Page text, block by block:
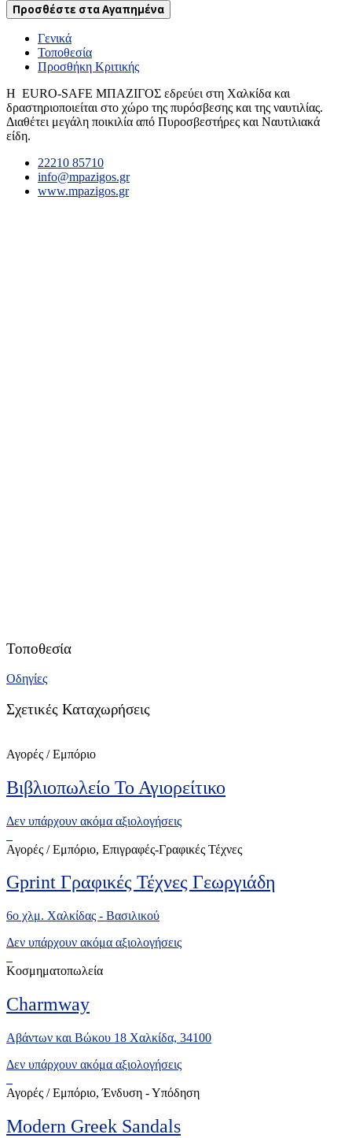
Προσθέστε στα Αγαπημένα
Γενικά
Τοποθεσία
Προσθήκη Κριτικής
Η EURO-SAFE ΜΠΑΖΙΓΟΣ εδρεύει στη Χαλκίδα και
δραστηριοποιείται στο χώρο της πυρόσβεσης και της ναυτιλίας.
Διαθέτει μεγάλη ποικιλία από Πυροσβεστήρες και Ναυτιλιακά
είδη.
22210 85710
info@mpazigos.gr
www.mpazigos.gr
Τοποθεσία
Οδηγίες
Σχετικές Καταχωρήσεις
Αγορές / Εμπόριο
Βιβλιοπωλείο Το Αγιορείτικο
Δεν υπάρχουν ακόμα αξιολογήσεις
Αγορές / Εμπόριο, Επιγραφές-Γραφικές Τέχνες
Gprint Γραφικές Τέχνες Γεωργιάδη
6ο χλμ. Χαλκίδας - Βασιλικού
Δεν υπάρχουν ακόμα αξιολογήσεις
Κοσμηματοπωλεία
Charmway
Αβάντων και Βώκου 18 Χαλκίδα, 34100
Δεν υπάρχουν ακόμα αξιολογήσεις
Αγορές / Εμπόριο, Ένδυση - Υπόδηση
Modern Greek Sandals